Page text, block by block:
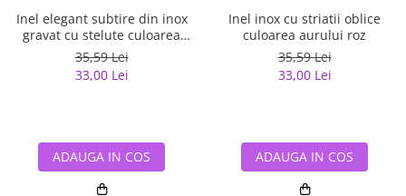
Inel elegant subtire din inox
gravat cu stelute culoarea
aurului roz
35,59 Lei
33,00 Lei
ADAUGA IN COS
Inel inox cu striatii oblice
culoarea aurului roz
35,59 Lei
33,00 Lei
ADAUGA IN COS